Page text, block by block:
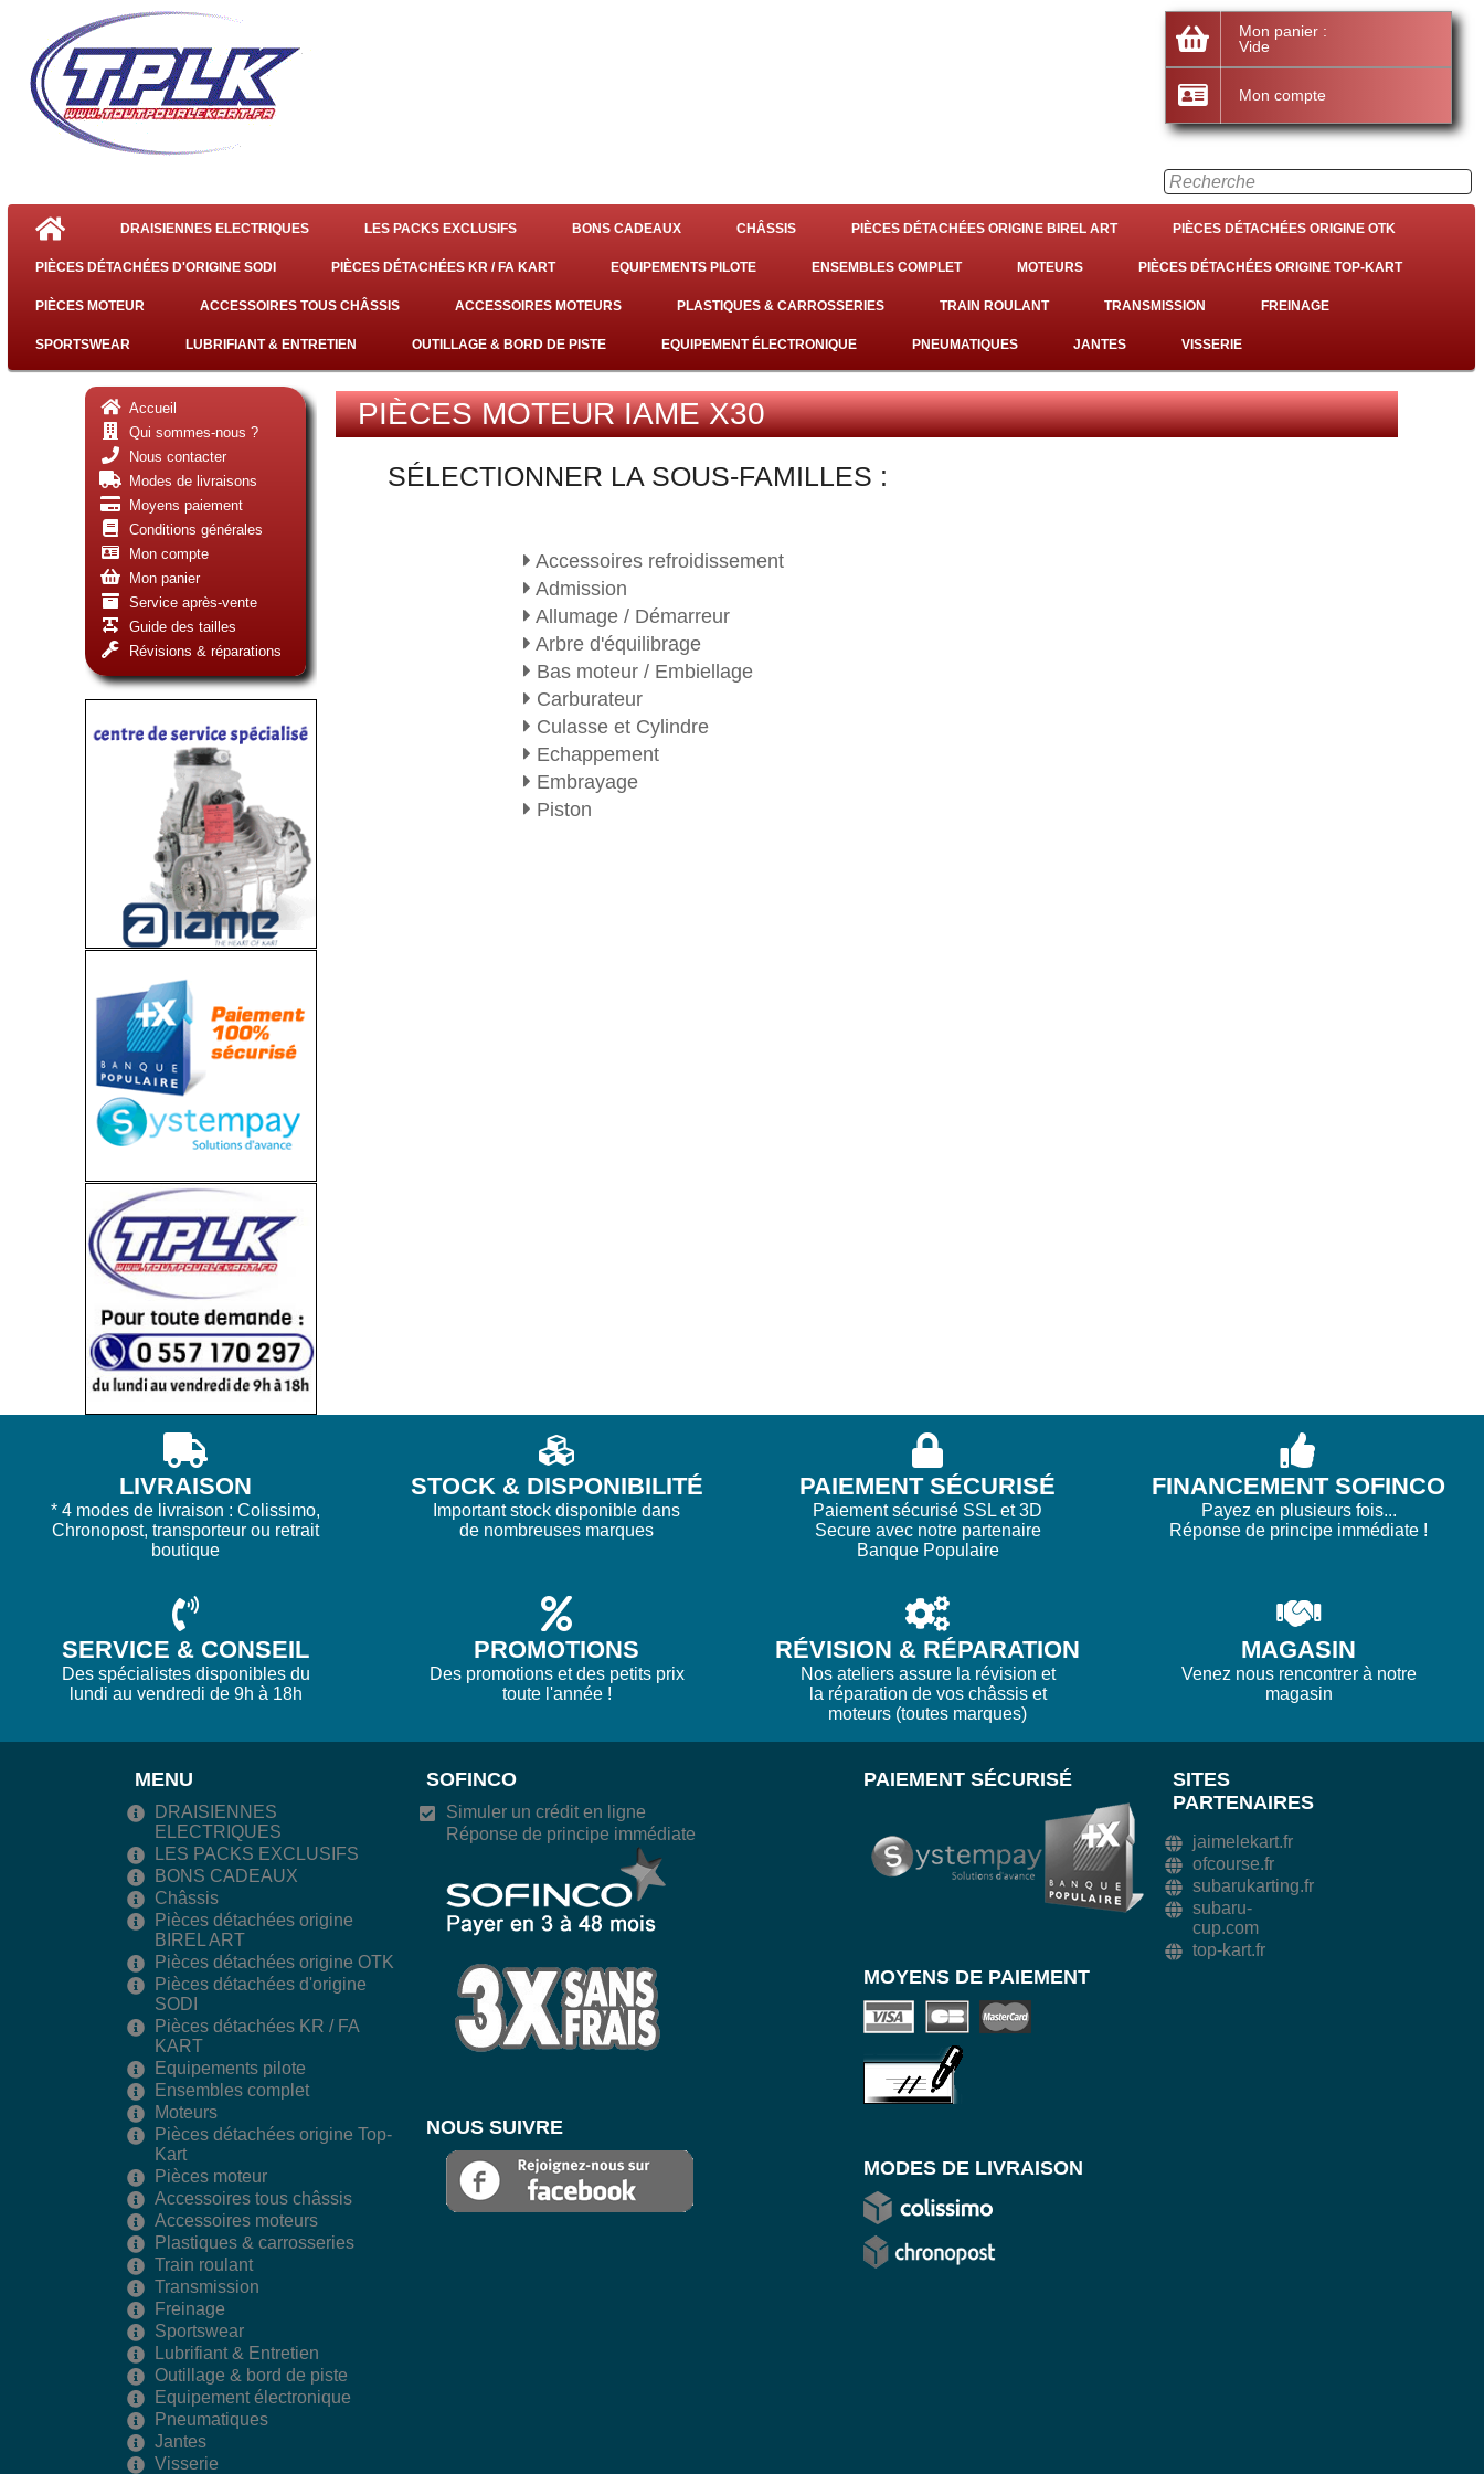
Mon panier :
Vide
Mon compte
DRAISIENNES ELECTRIQUES LES PACKS EXCLUSIFS BONS CADEAUX CHÂSSIS PIÈCES DÉTACHÉES ORIGINE BIREL ART PIÈCES DÉTACHÉES ORIGINE OTK
PIÈCES DÉTACHÉES D'ORIGINE SODI PIÈCES DÉTACHÉES KR / FA KART EQUIPEMENTS PILOTE ENSEMBLES COMPLET MOTEURS PIÈCES DÉTACHÉES ORIGINE TOP-KART
PIÈCES MOTEUR ACCESSOIRES TOUS CHÂSSIS ACCESSOIRES MOTEURS PLASTIQUES & CARROSSERIES TRAIN ROULANT TRANSMISSION FREINAGE
SPORTSWEAR LUBRIFIANT & ENTRETIEN OUTILLAGE & BORD DE PISTE EQUIPEMENT ÉLECTRONIQUE PNEUMATIQUES JANTES VISSERIE
Accueil
Qui sommes-nous ?
Nous contacter
Modes de livraisons
Moyens paiement
Conditions générales
Mon compte
Mon panier
Service après-vente
Guide des tailles
Révisions & réparations
PIÈCES MOTEUR IAME X30
SÉLECTIONNER LA SOUS-FAMILLES :
Accessoires refroidissement
Admission
Allumage / Démarreur
Arbre d'équilibrage
Bas moteur / Embiellage
Carburateur
Culasse et Cylindre
Echappement
Embrayage
Piston
LIVRAISON
* 4 modes de livraison : Colissimo,
Chronopost, transporteur ou retrait
boutique
STOCK & DISPONIBILITÉ
Important stock disponible dans
de nombreuses marques
PAIEMENT SÉCURISÉ
Paiement sécurisé SSL et 3D
Secure avec notre partenaire
Banque Populaire
FINANCEMENT SOFINCO
Payez en plusieurs fois...
Réponse de principe immédiate !
SERVICE & CONSEIL
Des spécialistes disponibles du
lundi au vendredi de 9h à 18h
PROMOTIONS
Des promotions et des petits prix
toute l'année !
RÉVISION & RÉPARATION
Nos ateliers assure la révision et
la réparation de vos châssis et
moteurs (toutes marques)
MAGASIN
Venez nous rencontrer à notre
magasin
MENU
DRAISIENNES
ELECTRIQUES
LES PACKS EXCLUSIFS
BONS CADEAUX
Châssis
Pièces détachées origine
BIREL ART
Pièces détachées origine OTK
Pièces détachées d'origine
SODI
Pièces détachées KR / FA
KART
Equipements pilote
Ensembles complet
Moteurs
Pièces détachées origine Top-
Kart
Pièces moteur
Accessoires tous châssis
Accessoires moteurs
Plastiques & carrosseries
Train roulant
Transmission
Freinage
Sportswear
Lubrifiant & Entretien
Outillage & bord de piste
Equipement électronique
Pneumatiques
Jantes
Visserie
SOFINCO
Simuler un crédit en ligne
Réponse de principe immédiate
NOUS SUIVRE
PAIEMENT SÉCURISÉ
MOYENS DE PAIEMENT
MODES DE LIVRAISON
SITES
PARTENAIRES
jaimelekart.fr
ofcourse.fr
subarukarting.fr
subaru-
cup.com
top-kart.fr